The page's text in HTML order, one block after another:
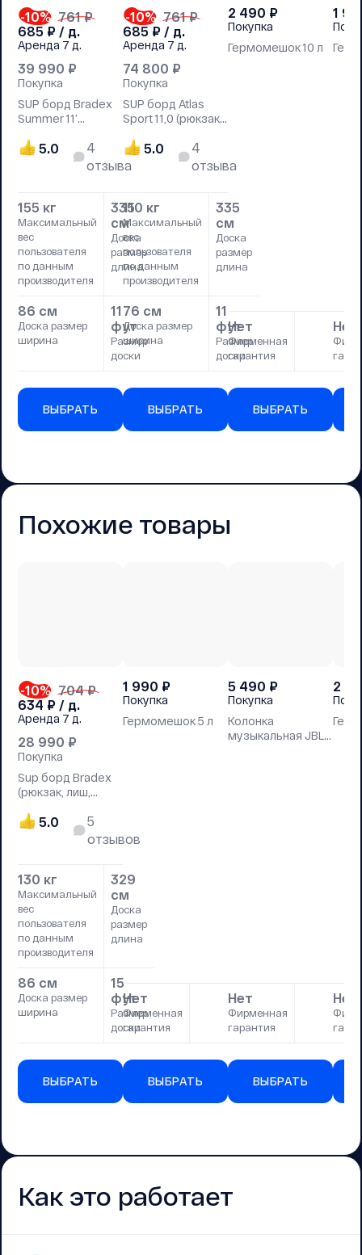
-10% 761 ₽
685 ₽ / д.
Аренда 7 д.
39 990 ₽
Покупка
SUP борд Bradex
Summer 11’
насос, плавник
5.0
4
отзыва
155 кг
Максимальный
вес
пользователя
по данным
производителя
335
см
Доска
размер
длина
86 см
Доска размер
ширина
11
фут
Размер
доски
ВЫБРАТЬ
-10% 761 ₽
685 ₽ / д.
Аренда 7 д.
74 800 ₽
Покупка
SUP борд Atlas
Sport 11,0 (рюкзак,
плавник Slide)
5.0
4
отзыва
110 кг
Максимальный
вес
пользователя
по данным
производителя
335
см
Доска
размер
длина
76 см
Доска размер
ширина
11
фут
Размер
доски
ВЫБРАТЬ
2 490 ₽
Покупка
Гермомешок 10 л
Нет
Фирменная
гарантия
ВЫБРАТЬ
1
Нет
Похожие товары
-10% 704 ₽
634 ₽ / д.
Аренда 7 д.
28 990 ₽
Покупка
Sup борд Bradex
(рюкзак, лиш,
Slide)5.0
5
отзывов
130 кг
Максимальный
вес
пользователя
по данным
производителя
329
см
Доска
размер
длина
86 см
Доска размер
ширина
15
фут
Размер
доски
ВЫБРАТЬ
1 990 ₽
Покупка
Гермомешок 5 л
Нет
Фирменная
гарантия
ВЫБРАТЬ
5 490 ₽
Покупка
Колонка
музыкальная JBL
Нет
Фирменная
гарантия
ВЫБРАТЬ
2
Нет
Как это работает